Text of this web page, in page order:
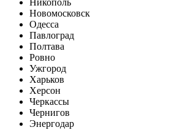
Никополь
Новомосковск
Одесса
Павлоград
Полтава
Ровно
Ужгород
Харьков
Херсон
Черкассы
Чернигов
Энергодар